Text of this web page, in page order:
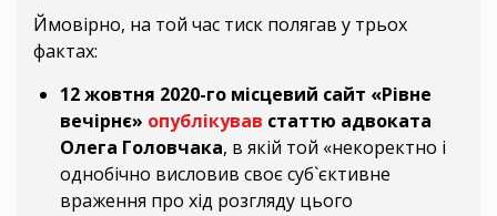
Ймовірно, на той час тиск полягав у трьох
фактах:
12 жовтня 2020-го місцевий сайт «Рівне
вечірнє» опублікував статтю адвоката
Олега Головчака, в якій той «некоректно і
однобічно висловив своє суб`єктивне
враження про хід розгляду цього